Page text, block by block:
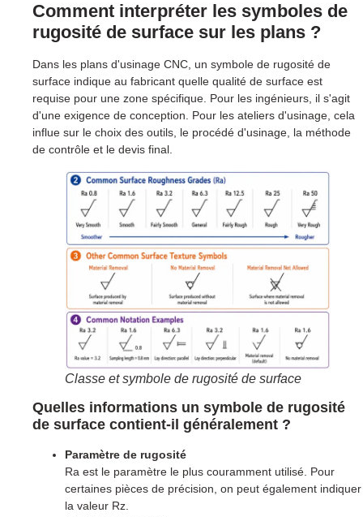
Comment interpréter les symboles de
rugosité de surface sur les plans ?
Dans les plans d'usinage CNC, un symbole de rugosité de
surface indique au fabricant quelle qualité de surface est
requise pour une zone spécifique. Pour les ingénieurs, il s'agit
d'une exigence de conception. Pour les ateliers d'usinage, cela
influe sur le choix des outils, le procédé d'usinage, la méthode
de contrôle et le devis final.
Classe et symbole de rugosité de surface
Quelles informations un symbole de rugosité
de surface contient-il généralement ?
Paramètre de rugosité
Ra est le paramètre le plus couramment utilisé. Pour
certaines pièces de précision, on peut également indiquer
la valeur Rz.